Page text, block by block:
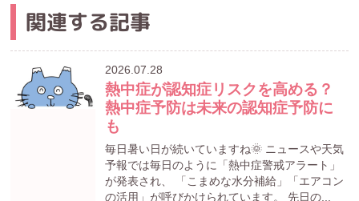
関連する記事
2026.07.28
熱中症が認知症リスクを高める？
熱中症予防は未来の認知症予防に
も
毎日暑い日が続いていますね🌞 ニュースや天気
予報では毎日のように「熱中症警戒アラート」
が発表され、 「こまめな水分補給」「エアコン
の活用」が呼びかけられています。 先日の...